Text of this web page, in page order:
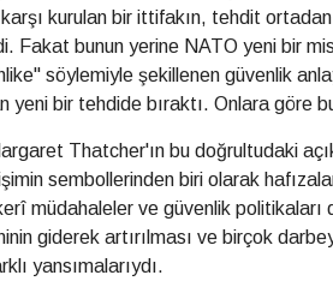
kurulan bir ittifakın, tehdit
Fakat bunun yerine NATO yeni bir
söylemiyle şekillenen güvenlik
yeni bir tehdide bıraktı. Onlara göre
Thatcher'ın bu doğrultudaki
sembollerinden biri olarak
müdahaleler ve güvenlik politikaları
giderek artırılması ve birçok
yansımalarıydı.